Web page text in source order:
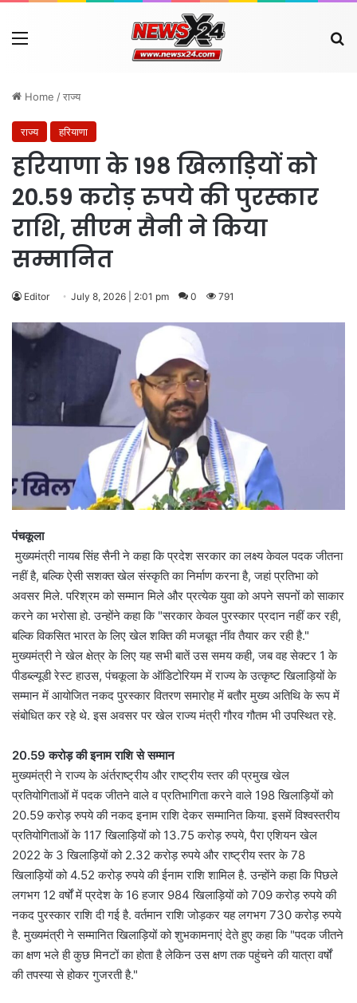
Menu
Home /राज्य
राज्य हरियाणा
हरियाणा के 198 खिलाड़ियों को
20.59 करोड़ रुपये की पुरस्कार
राशि, सीएम सैनी ने किया
सम्मानित
Editor July 8, 2026 | 2:01 pm 0 791
पंचकूला
मुख्यमंत्री नायब सिंह सैनी ने कहा कि प्रदेश सरकार का लक्ष्य केवल पदक जीतना
नहीं है, बल्कि ऐसी सशक्त खेल संस्कृति का निर्माण करना है, जहां प्रतिभा को
अवसर मिले. परिश्रम को सम्मान मिले और प्रत्येक युवा को अपने सपनों को साकार
करने का भरोसा हो. उन्होंने कहा कि "सरकार केवल पुरस्कार प्रदान नहीं कर रही,
बल्कि विकसित भारत के लिए खेल शक्ति की मजबूत नींव तैयार कर रही है."
मुख्यमंत्री ने खेल क्षेत्र के लिए यह सभी बातें उस समय कही, जब वह सेक्टर 1 के
पीडब्ल्यूडी रेस्ट हाउस, पंचकूला के ऑडिटोरियम में राज्य के उत्कृष्ट खिलाड़ियों के
सम्मान में आयोजित नकद पुरस्कार वितरण समारोह में बतौर मुख्य अतिथि के रूप में
संबोधित कर रहे थे. इस अवसर पर खेल राज्य मंत्री गौरव गौतम भी उपस्थित रहे.
20.59 करोड़ की इनाम राशि से सम्मान
मुख्यमंत्री ने राज्य के अंर्तराष्ट्रीय और राष्ट्रीय स्तर की प्रमुख खेल
प्रतियोगिताओं में पदक जीतने वाले व प्रतिभागिता करने वाले 198 खिलाड़ियों को
20.59 करोड़ रुपये की नकद इनाम राशि देकर सम्मानित किया. इसमें विश्वस्तरीय
प्रतियोगिताओं के 117 खिलाड़ियों को 13.75 करोड़ रुपये, पैरा एशियन खेल
2022 के 3 खिलाड़ियों को 2.32 करोड़ रुपये और राष्ट्रीय स्तर के 78
खिलाड़ियों को 4.52 करोड़ रुपये की ईनाम राशि शामिल है. उन्होंने कहा कि पिछले
लगभग 12 वर्षों में प्रदेश के 16 हजार 984 खिलाड़ियों को 709 करोड़ रुपये की
नकद पुरस्कार राशि दी गई है. वर्तमान राशि जोड़कर यह लगभग 730 करोड़ रुपये
है. मुख्यमंत्री ने सम्मानित खिलाड़ियों को शुभकामनाएं देते हुए कहा कि "पदक जीतने
का क्षण भले ही कुछ मिनटों का होता है लेकिन उस क्षण तक पहुंचने की यात्रा वर्षों
की तपस्या से होकर गुजरती है."